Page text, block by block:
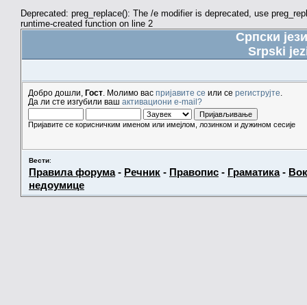
Deprecated: preg_replace(): The /e modifier is deprecated, use
runtime-created function on line 2
Српски
Srpski
Добро дошли, Гост . Молимо вас пријавите се или се региструјте
Да ли сте изгубили ваш активациони e-mail?
Пријавите се корисничким именом или имејлом, лозинком и дужином сесије
Вести:
Правила форума- Речник - Правопис - Граматика-
недоумице